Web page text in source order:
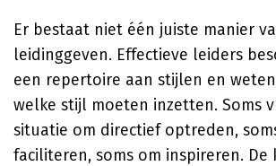
Er bestaat niet één juiste manier
leidinggeven. Effectieve leiders
een repertoire aan stijlen en
welke stijl moeten inzetten. Soms
situatie om directief optreden,
faciliteren, soms om inspireren. De